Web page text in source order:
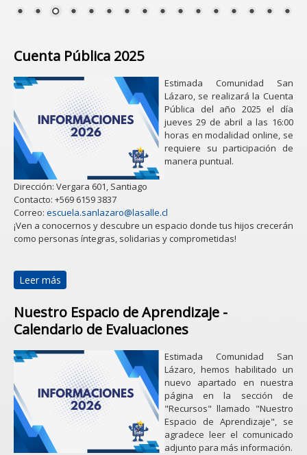
Cuenta Pública 2025
Estimada Comunidad San
Lázaro, se realizará la Cuenta
Pública del año 2025 el día
jueves 29 de abril a las 16:00
horas en modalidad online, se
requiere su participación de
manera puntual.
Dirección: Vergara 601, Santiago
Contacto: +569 6159 3837
Correo: escuela.sanlazaro@lasalle.cl
¡Ven a conocernos y descubre un espacio donde tus hijos crecerán
como personas íntegras, solidarias y comprometidas!
Leer más
Nuestro Espacio de Aprendizaje -
Calendario de Evaluaciones
Estimada Comunidad San
Lázaro, hemos habilitado un
nuevo apartado en nuestra
página en la sección de
"Recursos" llamado "Nuestro
Espacio de Aprendizaje", se
agradece leer el comunicado
adjunto para más información.